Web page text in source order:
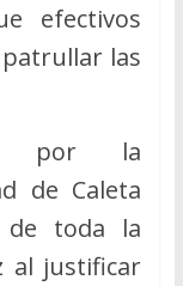
efectivos
las
por la
de Caleta
de toda la
al justificar